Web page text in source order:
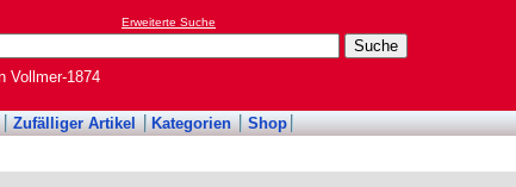
Erweiterte Suche
Vollmer-1874
Zufälliger Artikel Kategorien Shop